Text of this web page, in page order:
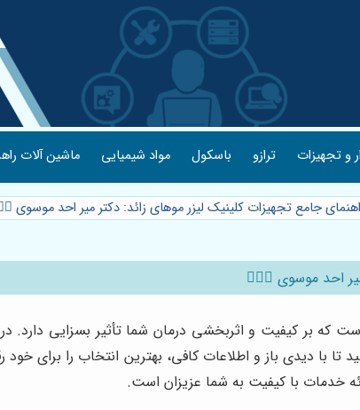
و تجهیزات ترازو باسکول مواد شیمیایی ماشین آلات
جامع تجهیزات کلینیک لیزر موهای زائد: دکتر میر احد موسوی
احد موسوی 👩🏻‍⚕️
که بر کیفیت و اثربخشی درمان شما تأثیر بسزایی
تا با دیدی باز و اطلاعات کافی، بهترین انتخاب را برای
خدمات با کیفیت به شما عزیزان است.